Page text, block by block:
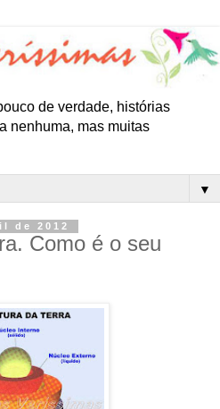
de verdade, histórias
nenhuma, mas muitas
▼
de 2012
Como é o seu